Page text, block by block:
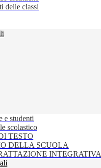
delle classi
e studenti
scolastico
TESTO
DELLA SCUOLA
INTEGRATIVA